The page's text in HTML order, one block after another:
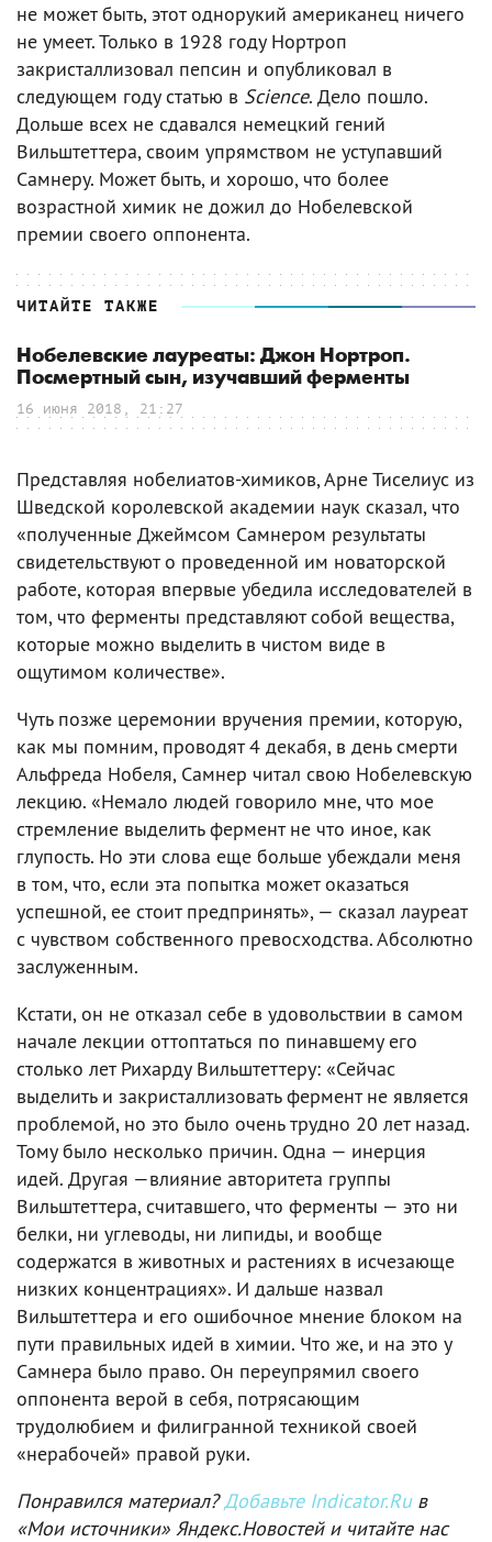
не может быть, этот однорукий американец ничего
не умеет. Только в 1928 году Нортроп
закристаллизовал пепсин и опубликовал в
следующем году статью в Science. Дело пошло.
Дольше всех не сдавался немецкий гений
Вильштеттера, своим упрямством не уступавший
Самнеру. Может быть, и хорошо, что более
возрастной химик не дожил до Нобелевской
премии своего оппонента.
ЧИТАЙТЕ ТАКЖЕ
Нобелевские лауреаты: Джон Нортроп.
Посмертный сын, изучавший ферменты
16 июня 2018, 21:27
Представляя нобелиатов-химиков, Арне Тиселиус из
Шведской королевской академии наук сказал, что
«полученные Джеймсом Самнером результаты
свидетельствуют о проведенной им новаторской
работе, которая впервые убедила исследователей в
том, что ферменты представляют собой вещества,
которые можно выделить в чистом виде в
ощутимом количестве».
Чуть позже церемонии вручения премии, которую,
как мы помним, проводят 4 декабя, в день смерти
Альфреда Нобеля, Самнер читал свою Нобелевскую
лекцию. «Немало людей говорило мне, что мое
стремление выделить фермент не что иное, как
глупость. Но эти слова еще больше убеждали меня
в том, что, если эта попытка может оказаться
успешной, ее стоит предпринять», — сказал лауреат
с чувством собственного превосходства. Абсолютно
заслуженным.
Кстати, он не отказал себе в удовольствии в самом
начале лекции оттоптаться по пинавшему его
столько лет Рихарду Вильштеттеру: «Сейчас
выделить и закристаллизовать фермент не является
проблемой, но это было очень трудно 20 лет назад.
Тому было несколько причин. Одна — инерция
идей. Другая —влияние авторитета группы
Вильштеттера, считавшего, что ферменты — это ни
белки, ни углеводы, ни липиды, и вообще
содержатся в животных и растениях в исчезающе
низких концентрациях». И дальше назвал
Вильштеттера и его ошибочное мнение блоком на
пути правильных идей в химии. Что же, и на это у
Самнера было право. Он переупрямил своего
оппонента верой в себя, потрясающим
трудолюбием и филигранной техникой своей
«нерабочей» правой руки.
Понравился материал?Добавьте Indicator.Ruв
«Мои источники» Яндекс.Новостей и читайте нас